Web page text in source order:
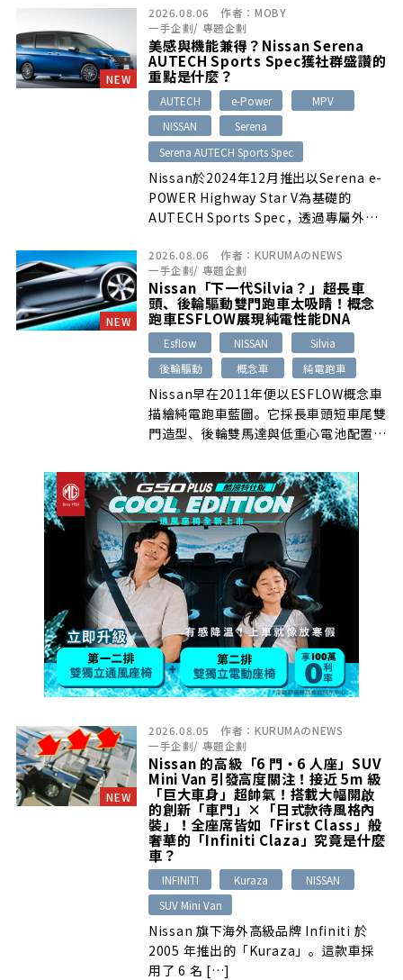
NEW
2026.08.06 作者： MOBY
一手企劃/ 專題企劃
美感與機能兼得？Nissan Serena
AUTECH Sports Spec獲社群盛讚的
重點是什麼？
AUTECH e-Power
MPV
NISSAN
Serena
Serena AUTECH Sports Spec
Nissan於2024年12月推出以Serena e-
POWER Highway Star V為基礎的
AUTECH Sports Spec，透過專屬外
兼顧家庭MPV機能與更鮮明的運動感。上
市當時社群多肯定其設計、加速表現與操
控穩定性，但也有人認為懸吊較硬、造型
過於運動化，且相較基礎車型的價格門檻
偏高。
NEW
2026.08.06 作者： KURUMAのNEWS
一手企劃/ 專題企劃
Nissan「下一代Silvia？」超長車
頭、後輪驅動雙門跑車太吸睛！概念
跑車ESFLOW展現純電性能DNA
Esflow NISSAN
Silvia
後輪驅動
概念車 純電跑車
Nissan早在2011年便以ESFLOW概念車
描繪純電跑車藍圖。它採長車頭短車尾雙
門造型、後輪雙馬達與低重心電池配置，
控、性能與零排放的前瞻思維。
NEW
2026.08.05 作者： KURUMAのNEWS
一手企劃/ 專題企劃
Nissan 的高級「6 門・6 人座」SUV
Mini Van 引發高度關注！接近 5m 級
「巨大車身」超帥氣！搭載大幅開啟
的創新「車門」×「日式款待風格內
裝」！全座席皆如「First Class」般
奢華的「Infiniti Claza」究竟是什麼
車？
INFINITI Kuraza
NISSAN
SUV Mini Van
Nissan 旗下海外高級品牌 Infiniti 於
2005 年推出的「Kuraza」。這款車採
用了 6 名 […]